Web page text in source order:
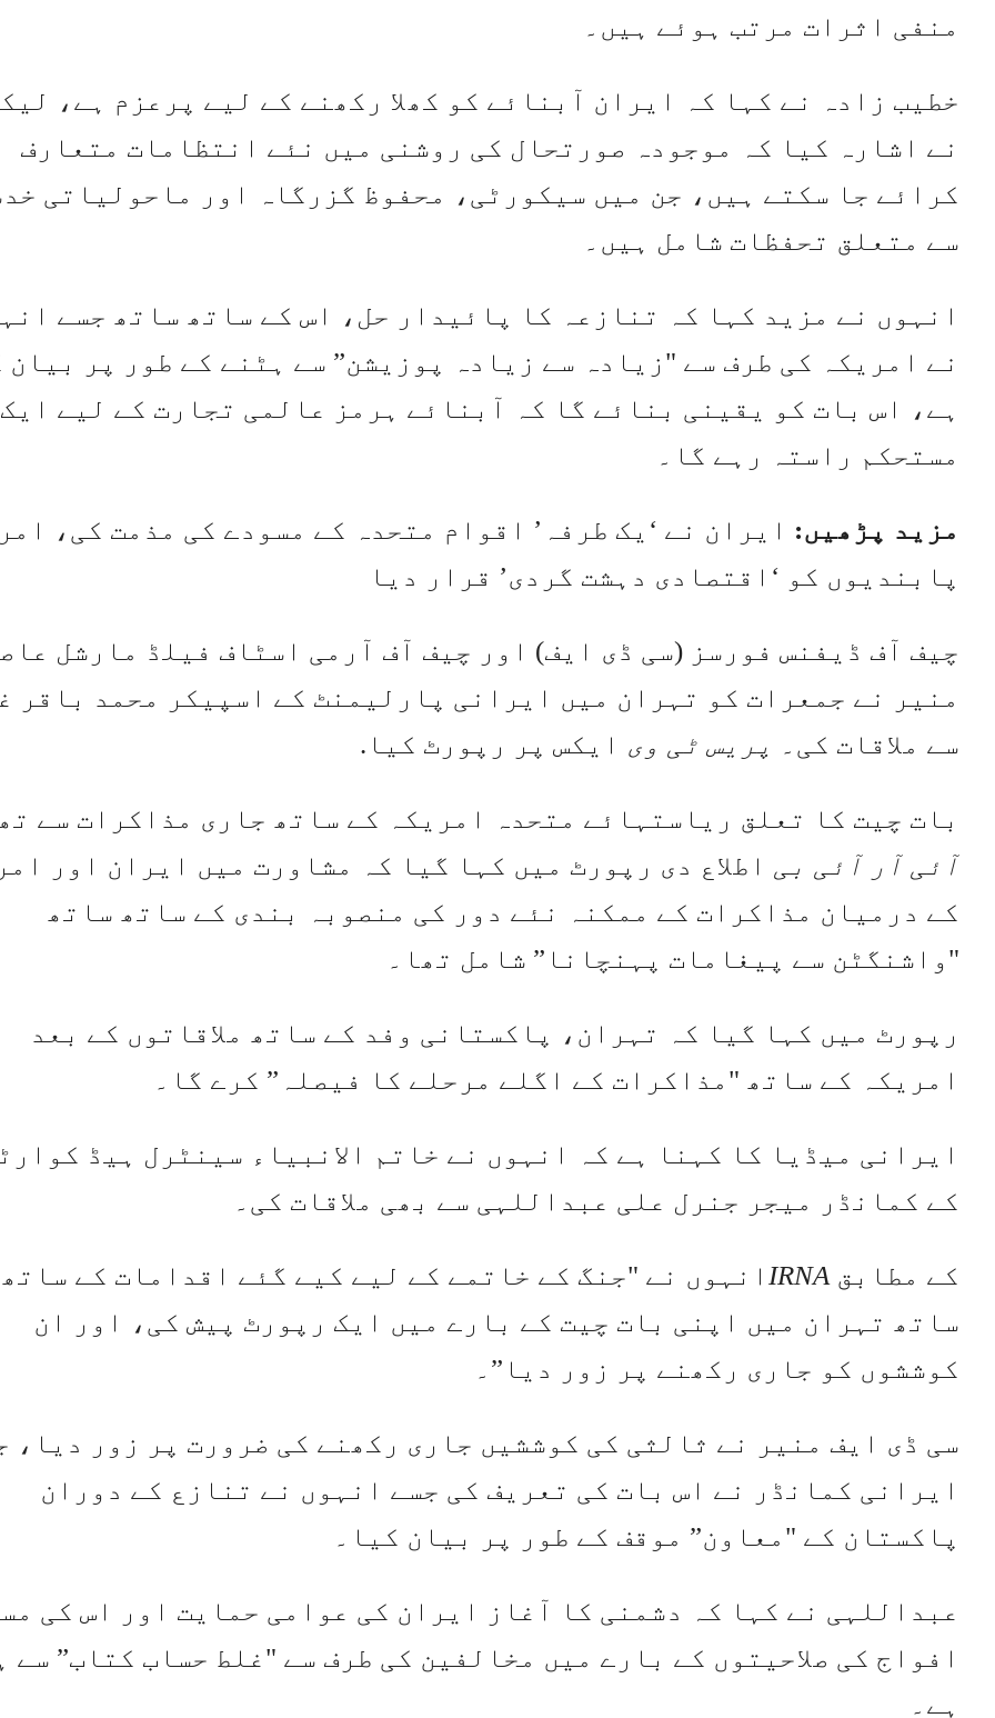
منفی اثرات مرتب ہوئے ہیں۔
خطیب زادہ نے کہا کہ ایران آبنائے کو کھلا رکھنے کے لیے پرعزم ہے،
نے اشارہ کیا کہ موجودہ صورتحال کی روشنی میں نئے انتظامات متعارف
کرائے جا سکتے ہیں، جن میں سیکورٹی، محفوظ گزرگاہ اور ماحولیاتی
سے متعلق تحفظات شامل ہیں۔
انہوں نے مزید کہا کہ تنازعہ کا پائیدار حل، اس کے ساتھ ساتھ جسے
نے امریکہ کی طرف سے "زیادہ سے زیادہ پوزیشن” سے ہٹنے کے طور پر بیان
ہے، اس بات کو یقینی بنائے گا کہ آبنائے ہرمز عالمی تجارت کے لیے ایک
مستحکم راستہ رہے گا۔
مزید پڑھیں: ایران نے ‘یک طرفہ’ اقوام متحدہ کے مسودے کی مذمت کی،
پابندیوں کو ‘اقتصادی دہشت گردی’ قرار دیا
چیف آف ڈیفنس فورسز (سی ڈی ایف) اور چیف آف آرمی اسٹاف فیلڈ مارشل
منیر نے جمعرات کو تہران میں ایرانی پارلیمنٹ کے اسپیکر محمد باقر
سے ملاقات کی۔
پریس ٹی وی ایکس پر رپورٹ کیا.
بات چیت کا تعلق ریاستہائے متحدہ امریکہ کے ساتھ جاری مذاکرات سے
آئی آر آئی بی اطلاع دی رپورٹ میں کہا گیا کہ مشاورت میں ایران اور
کے درمیان مذاکرات کے ممکنہ نئے دور کی منصوبہ بندی کے ساتھ ساتھ
"واشنگٹن سے پیغامات پہنچانا” شامل تھا۔
رپورٹ میں کہا گیا کہ تہران، پاکستانی وفد کے ساتھ ملاقاتوں کے بعد
امریکہ کے ساتھ "مذاکرات کے اگلے مرحلے کا فیصلہ” کرے گا۔
ایرانی میڈیا کا کہنا ہے کہ انہوں نے خاتم الانبیاء سینٹرل ہیڈ
کے کمانڈر میجر جنرل علی عبداللہی سے بھی ملاقات کی۔
کے مطابق IRNA انہوں نے "جنگ کے خاتمے کے لیے کیے گئے اقدامات کے ساتھ
ساتھ تہران میں اپنی بات چیت کے بارے میں ایک رپورٹ پیش کی، اور ان
کوششوں کو جاری رکھنے پر زور دیا”۔
سی ڈی ایف منیر نے ثالثی کی کوششیں جاری رکھنے کی ضرورت پر زور دیا،
ایرانی کمانڈر نے اس بات کی تعریف کی جسے انہوں نے تنازع کے دوران
پاکستان کے "معاون” موقف کے طور پر بیان کیا۔
عبداللہی نے کہا کہ دشمنی کا آغاز ایران کی عوامی حمایت اور اس کی
افواج کی صلاحیتوں کے بارے میں مخالفین کی طرف سے "غلط حساب کتاب” سے
ہے۔